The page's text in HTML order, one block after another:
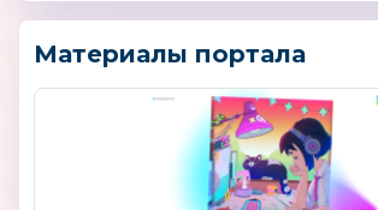
Материалы портала